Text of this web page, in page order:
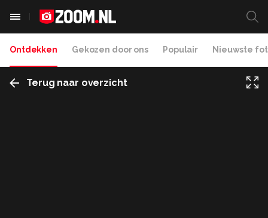
Ontdekken Gekozen door ons Populair Nieuwste
Terug naar overzicht